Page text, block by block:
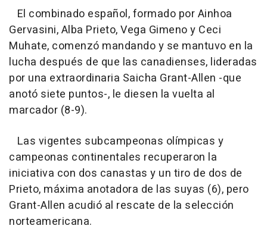
El combinado español, formado por Ainhoa
Gervasini, Alba Prieto, Vega Gimeno y Ceci
Muhate, comenzó mandando y se mantuvo en la
lucha después de que las canadienses, lideradas
por una extraordinaria Saicha Grant-Allen -que
anotó siete puntos-, le diesen la vuelta al
marcador (8-9).
Las vigentes subcampeonas olímpicas y
campeonas continentales recuperaron la
iniciativa con dos canastas y un tiro de dos de
Prieto, máxima anotadora de las suyas (6), pero
Grant-Allen acudió al rescate de la selección
norteamericana.